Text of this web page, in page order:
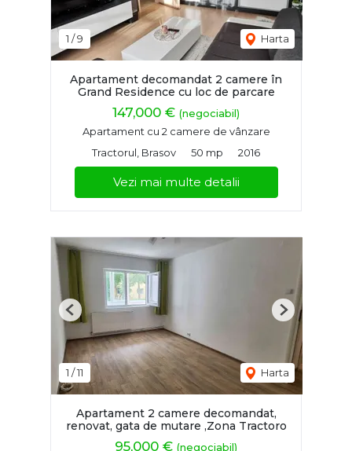
1 /9 Harta
Apartament decomandat 2 camere în
Grand Residence cu loc de parcare
147,000 € (negociabil)
Apartament cu 2 camere de vânzare
Tractorul, Brasov
50 mp 2016
Vezi mai multe detalii
1 /11 Harta
Previous Next
Apartament 2 camere decomandat,
renovat, gata de mutare ,Zona Tractoro
95,000 € (negociabil)